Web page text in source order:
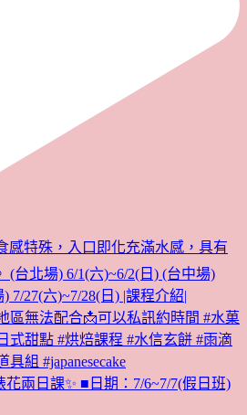
兩日課✨ ■日期：7/6~7/7(假日班)